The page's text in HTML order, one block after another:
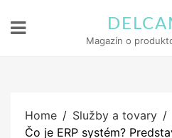
Magazín o
Home
Služby a tovary
Čo je ERP systém?